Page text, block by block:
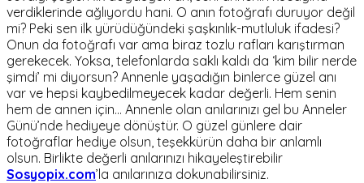
verdiklerinde ağlıyordu hani. O anın fotoğrafı duruyor değil
mi? Peki sen ilk yürüdüğündeki şaşkınlık-mutluluk ifadesi?
Onun da fotoğrafı var ama biraz tozlu rafları karıştırman
gerekecek. Yoksa, telefonlarda saklı kaldı da ‘kim bilir nerde
şimdi’ mi diyorsun? Annenle yaşadığın binlerce güzel anı
var ve hepsi kaybedilmeyecek kadar değerli. Hem senin
hem de annen için… Annenle olan anılarınızı gel bu Anneler
Günü’nde hediyeye dönüştür. O güzel günlere dair
fotoğraflar hediye olsun, teşekkürün daha bir anlamlı
olsun. Birlikte değerli anılarınızı hikayeleştirebilir
Sosyopix.com’la anılarınıza dokunabilirsiniz.